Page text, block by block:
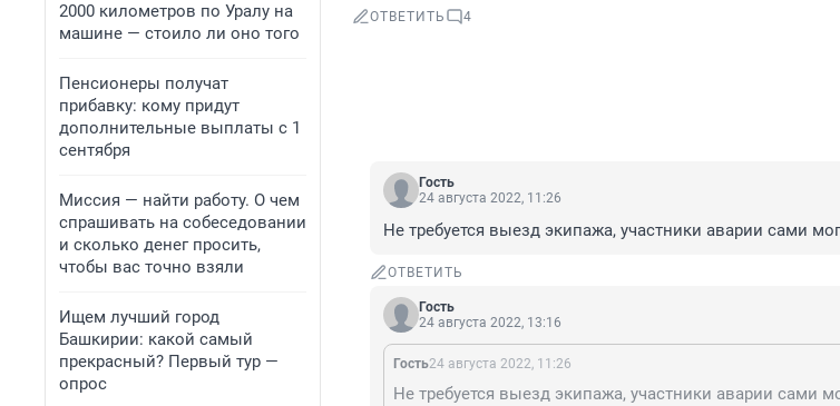
2000 километров по Уралу на
машине — стоило ли оно того
Пенсионеры получат
прибавку: кому придут
дополнительные выплаты с 1
сентября
Миссия — найти работу. О чем
спрашивать на собеседовании
и сколько денег просить,
чтобы вас точно взяли
Ищем лучший город
Башкирии: какой самый
прекрасный? Первый тур —
опрос
ОТВЕТИТЬ 4
Гость
24 августа 2022, 11:26
Не требуется выезд экипажа, участники аварии сами
ОТВЕТИТЬ
Гость
24 августа 2022, 13:16
Гость24 августа 2022, 11:26
Не требуется выезд экипажа, участники аварии сами